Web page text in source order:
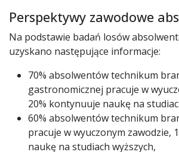
Perspektywy zawodowe
Na podstawie badań losów
uzyskano następujące informacje:
70% absolwentów technikum
gastronomicznej pracuje w
20% kontynuuje naukę na
60% absolwentów technikum
pracuje w wyuczonym zawodzie,
naukę na studiach wyższych,